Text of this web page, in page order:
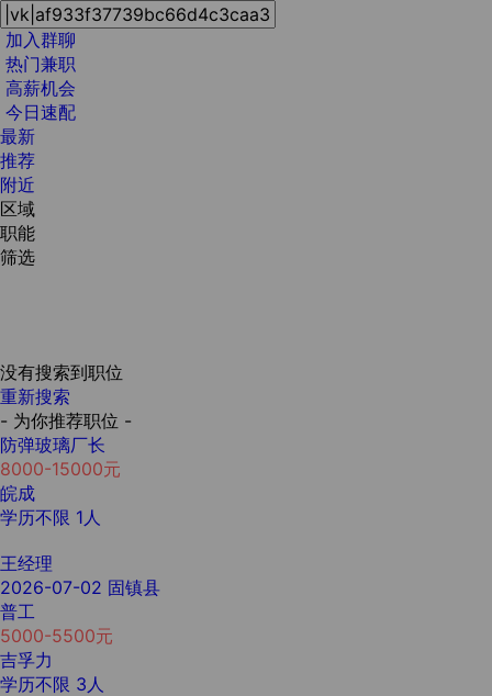
加入群聊
热门兼职
高薪机会
今日速配
最新
推荐
附近
区域
职能
筛选
没有搜索到职位
重新搜索
- 为你推荐职位 -
防弹玻璃厂长
8000-15000元
皖成
学历不限 1人
王经理
2026-07-02 固镇县
普工
5000-5500元
吉孚力
学历不限 3人